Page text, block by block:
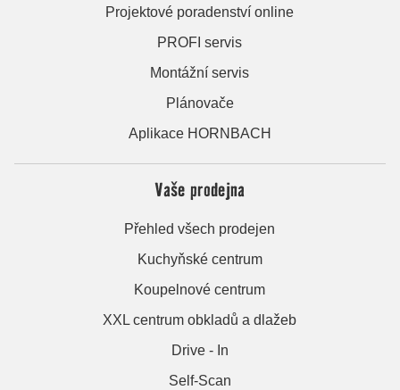
Projektové poradenství online
PROFI servis
Montážní servis
Plánovače
Aplikace HORNBACH
Vaše prodejna
Přehled všech prodejen
Kuchyňské centrum
Koupelnové centrum
XXL centrum obkladů a dlažeb
Drive - In
Self-Scan